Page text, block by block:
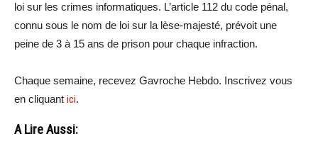
loi sur les crimes informatiques. L’article 112 du code pénal,
connu sous le nom de loi sur la lèse-majesté, prévoit une
peine de 3 à 15 ans de prison pour chaque infraction.
Chaque semaine, recevez Gavroche Hebdo. Inscrivez vous
en cliquant ici.
A Lire Aussi: